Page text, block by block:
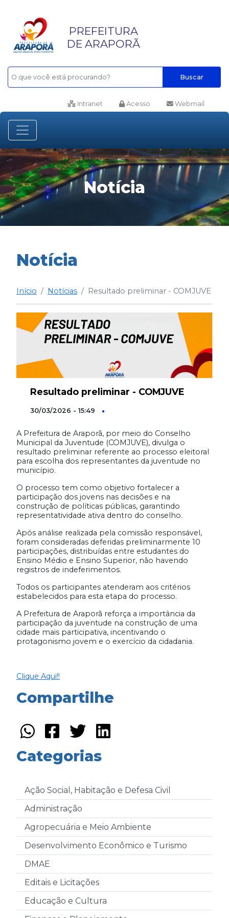
PREFEITURA
DE ARAPORÃ
Buscar
Intranet Acesso Webmail
Notícia
Notícia
Início Notícias Resultado preliminar - COMJUVE
Resultado preliminar - COMJUVE
30/03/2026 - 15:49
A Prefeitura de Araporã, por meio do Conselho
Municipal da Juventude (COMJUVE), divulga o
resultado preliminar referente ao processo eleitoral
para escolha dos representantes da juventude no
município.
O processo tem como objetivo fortalecer a
participação dos jovens nas decisões e na
construção de políticas públicas, garantindo
representatividade ativa dentro do conselho.
Após análise realizada pela comissão responsável,
foram consideradas deferidas preliminarmente 10
participações, distribuídas entre estudantes do
Ensino Médio e Ensino Superior, não havendo
registros de indeferimentos.
Todos os participantes atenderam aos critérios
estabelecidos para esta etapa do processo.
A Prefeitura de Araporã reforça a importância da
participação da juventude na construção de uma
cidade mais participativa, incentivando o
protagonismo jovem e o exercício da cidadania.
Clique Aqui!!
Compartilhe
Categorias
Ação Social, Habitação e Defesa Civil
Administração
Agropecuária e Meio Ambiente
Desenvolvimento Econômico e Turismo
DMAE
Editais e Licitações
Educação e Cultura